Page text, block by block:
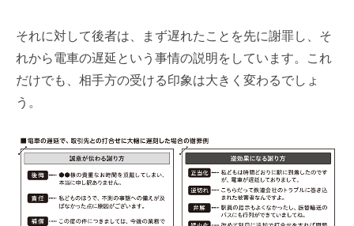
それに対して後者は、まず遅れたことを先に謝罪し、そ
れから電車の遅延という事情の説明をしています。これ
だけでも、相手方の受ける印象は大きく変わるでしょ
う。